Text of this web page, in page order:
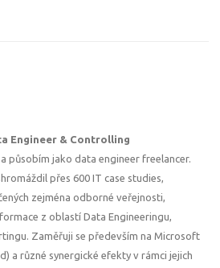
Engineer & Controlling
působím jako data engineer freelancer.
přes 600 IT case studies,
zejména odborné veřejnosti,
z oblastí Data Engineeringu,
Zaměřuji se především na Microsoft
a různé synergické efekty v rámci jejich